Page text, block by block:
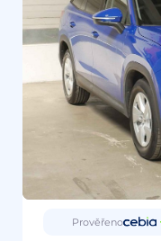
Prověřeno